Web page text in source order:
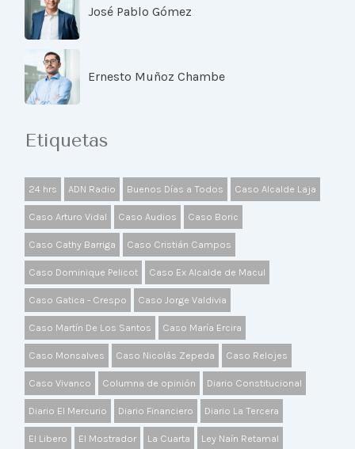
José Pablo Gómez
Ernesto Muñoz Chambe
Etiquetas
24 hrs ADN Radio Buenos Días a Todos Caso Alcalde Laja
Caso Arturo Vidal Caso Audios Caso Boric
Caso Cathy Barriga Caso Cristián Campos
Caso Dominique Pelicot Caso Ex Alcalde de Macul
Caso Gatica - Crespo Caso Jorge Valdivia
Caso Martín De Los Santos Caso María Ercira
Caso Monsalves Caso Nicolás Zepeda Caso Relojes
Caso Vivanco Columna de opinión Diario Constitucional
Diario El Mercurio Diario Financiero Diario La Tercera
El Libero El Mostrador La Cuarta Ley Naín Retamal